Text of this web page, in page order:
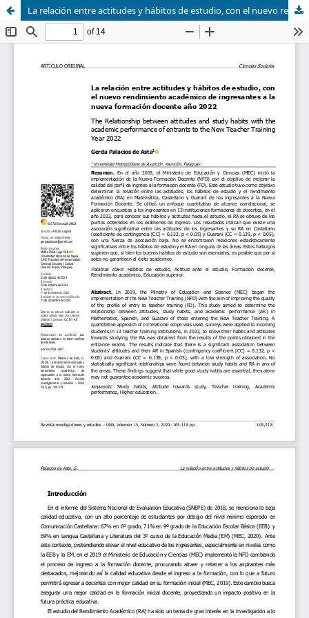
La relación entre actitudes y hábitos de estudio, con el nuevo rendimiento académico de ingresantes a la nueva formación docente año 2022